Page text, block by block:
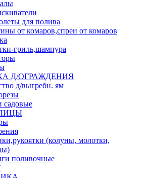
для полива
от комаров,спреи от комаров
гриль,шампура
Д/ОГРАЖДЕНИЯ
д/выгребн. ям
садовые
(колуны, молотки,
поливочные